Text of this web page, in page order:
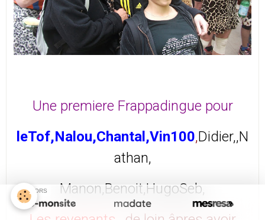
Une premiere Frappadingue pour
leTof,Nalou,Chantal,Vin100,Didier,,N
athan,
Manon,Benoit,HugoSeb,
SPONSORS